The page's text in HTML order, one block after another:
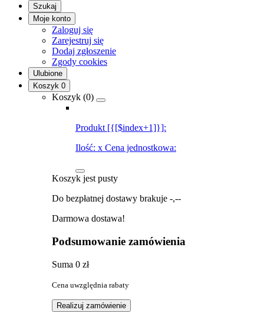
Szukaj
Moje konto
Zaloguj się
Zarejestruj się
Dodaj zgłoszenie
Zgody cookies
Ulubione
Koszyk 0
Koszyk (0)
Produkt [{[$index+1]}]:
Ilość: x Cena jednostkowa:
Koszyk jest pusty
Do bezpłatnej dostawy brakuje -,--
Darmowa dostawa!
Podsumowanie zamówienia
Suma 0 zł
Cena uwzględnia rabaty
Realizuj zamówienie